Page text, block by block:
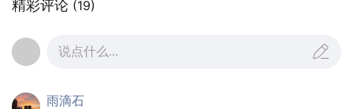
精彩评论 (19)
说点什么...
雨滴石